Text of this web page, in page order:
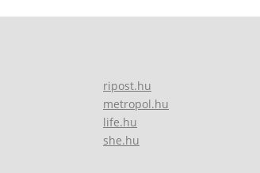
ripost.hu
metropol.hu
life.hu
she.hu